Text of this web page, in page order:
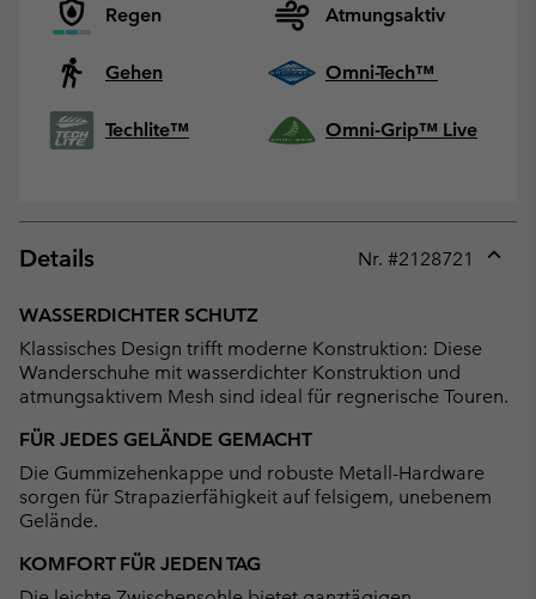
Regen Atmungsaktiv
Gehen Omni-Tech™
Techlite™ Omni-Grip™ Live
Details Nr. #2128721
WASSERDICHTER SCHUTZ
Klassisches Design trifft moderne Konstruktion: Diese
Wanderschuhe mit wasserdichter Konstruktion und
atmungsaktivem Mesh sind ideal für regnerische Touren.
FÜR JEDES GELÄNDE GEMACHT
Die Gummizehenkappe und robuste Metall-Hardware
sorgen für Strapazierfähigkeit auf felsigem, unebenem
Gelände.
KOMFORT FÜR JEDEN TAG